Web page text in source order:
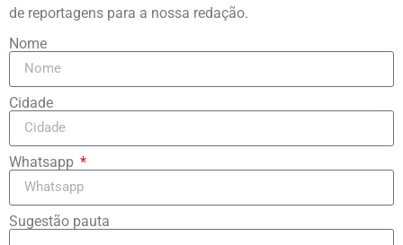
de reportagens para a nossa redação.
Nome
Cidade
Whatsapp
Sugestão pauta